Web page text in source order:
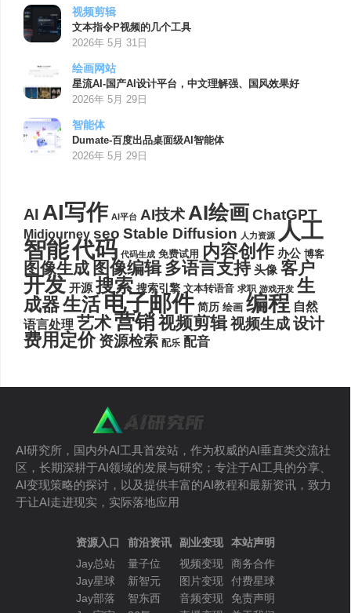
视频剪辑
文本指令P视频的几个工具
2026年 5月 31日
绘画网站
星流AI-国产AI设计平台，中文理解强、国风效果好
2026年 5月 29日
智能体
Dumate-百度出品桌面级AI智能体
2026年 5月 29日
AI AI写作 AI平台 AI技术AI绘画ChatGPT
Midjourney seo Stable Diffusion 人力资源 人工
智能代码 代码生成 免费试用 内容创作 办公 博客
图像生成 图像编辑 多语言支持 头像 客户
开发 开源 搜索 搜索引擎 文本转语音 求职 游戏开发 生
成器生活电子邮件 简历 绘画 编程 自然
语言处理 艺术营销视频剪辑视频生成设计
费用定价 资源检索 配乐 配音
AI研究所，国内外AI工具首发站，作为权威的AI垂直类交流社
区，长期深耕于AI领域的发展与研究；专注于AI工具的分享、
AI变现策略的探讨，以及提供丰富的AI教程和最新资讯，致力
于让AI走进现实，实际落地应用
资源入口
Jay总站
Jay星球
Jay部落
前沿资讯
量子位
新智元
智东西
副业变现
视频变现
图片变现
音频变现
本站声明
商务合作
付费星球
免责声明